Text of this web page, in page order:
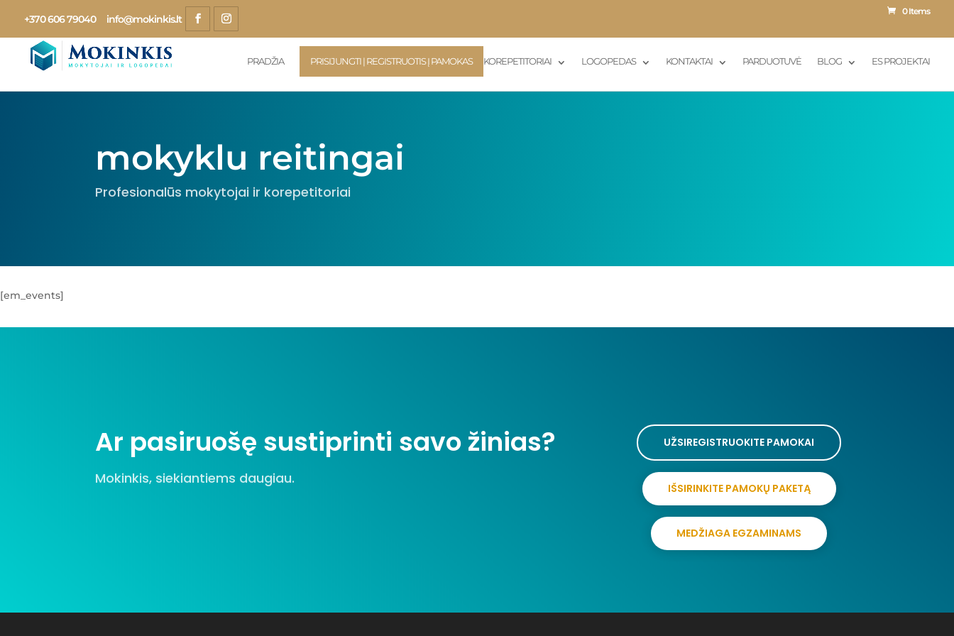
+370 606 79040 info@mokinkis.lt
0 Items
PRADŽIA PRISIJUNGTI | REGISTRUOTIS Į PAMOKAS KOREPETITORIAI LOGOPEDAS KONTAKTAI PARDUOTUVĖ BLOG ES PROJEKTAI
mokyklu reitingai
Profesionalūs mokytojai ir korepetitoriai
[em_events]
Ar pasiruošę sustiprinti savo žinias?
Mokinkis, siekiantiems daugiau.
UŽSIREGISTRUOKITE PAMOKAI
IŠSIRINKITE PAMOKŲ PAKETĄ
MEDŽIAGA EGZAMINAMS